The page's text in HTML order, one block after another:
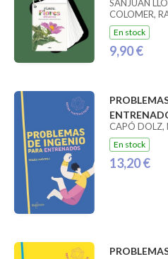
SANJUAN
COLOMER,
En stock
9,90 €
CAPÓ DOLZ,
En stock
13,20 €